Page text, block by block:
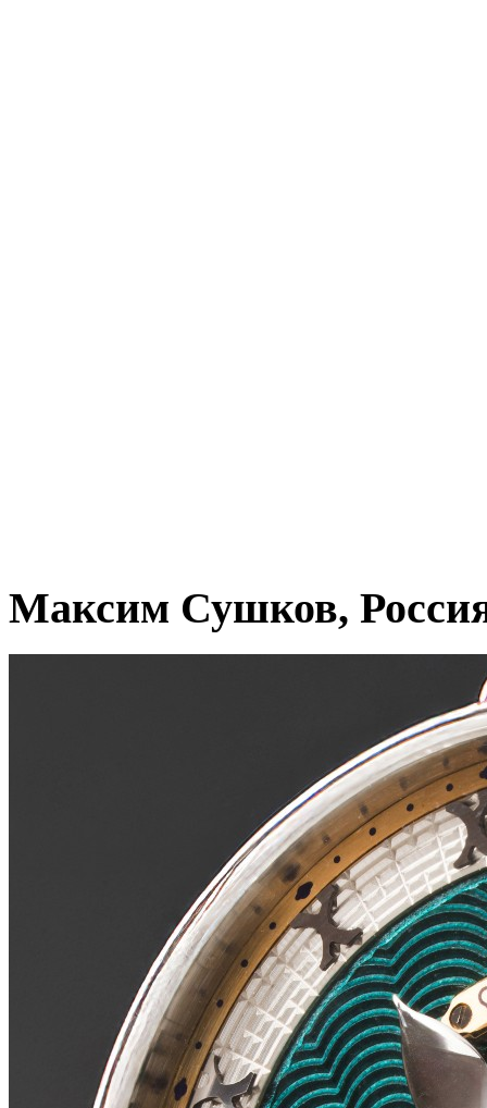
Максим Сушков,